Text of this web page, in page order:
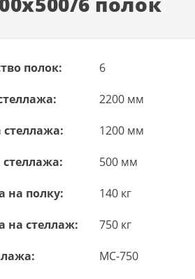
полок: 6
2200 мм
1200 мм
500 мм
на полку: 140 кг
на стеллаж: 750 кг
МС-750